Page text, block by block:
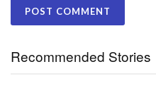
Recommended Stories